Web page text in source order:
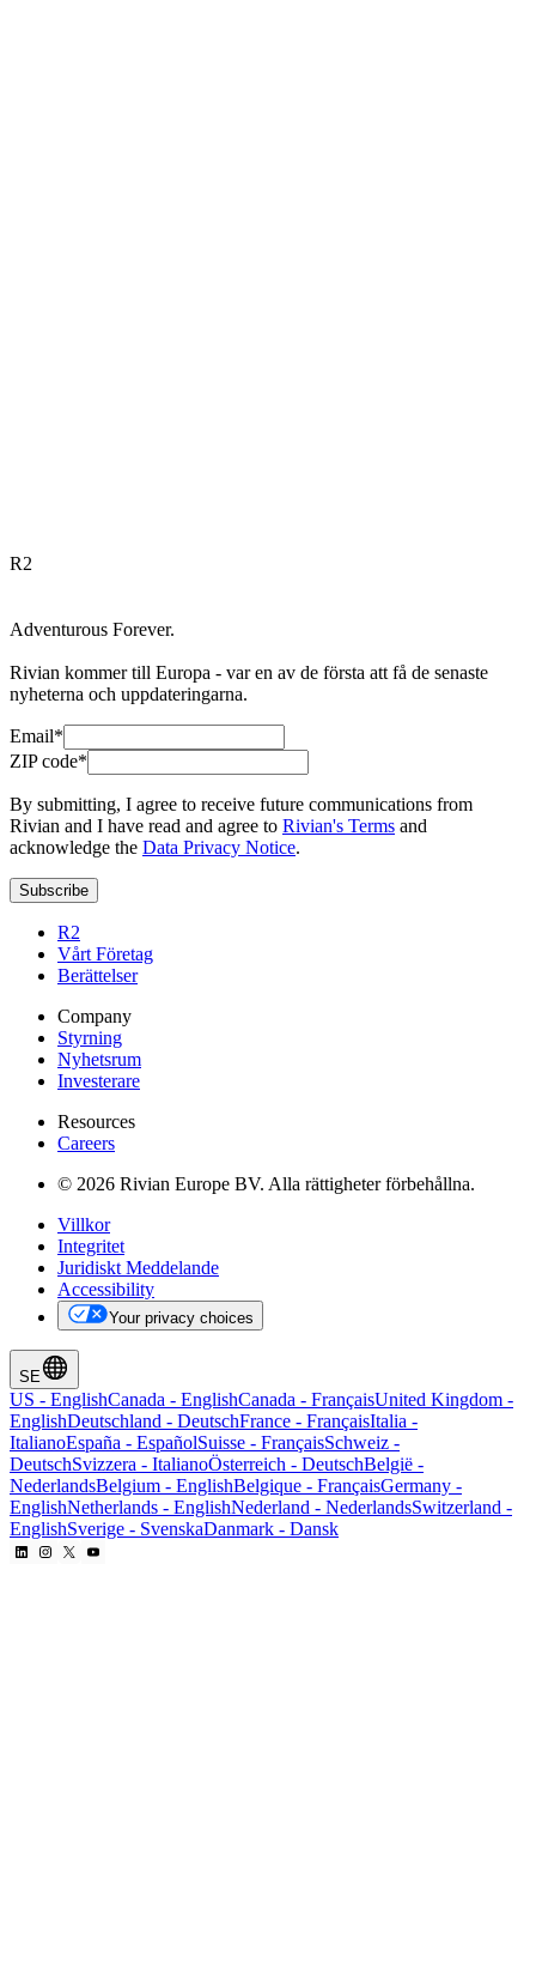
R2
Adventurous Forever.
Rivian kommer till Europa - var en av de första att få de senaste
nyheterna och uppdateringarna.
Email*
ZIP code*
By submitting, I agree to receive future communications from
Rivian and I have read and agree to Rivian's Terms and
acknowledge the Data Privacy Notice.
Subscribe
R2
Vårt Företag
Berättelser
Company
Styrning
Nyhetsrum
Investerare
Resources
Careers
© 2026 Rivian Europe BV. Alla rättigheter förbehållna.
Villkor
Integritet
Juridiskt Meddelande
Accessibility
Your privacy choices
SE
US - EnglishCanada - EnglishCanada - FrançaisUnited Kingdom -
EnglishDeutschland - DeutschFrance - FrançaisItalia -
ItalianoEspaña - EspañolSuisse - FrançaisSchweiz -
DeutschSvizzera - ItalianoÖsterreich - DeutschBelgië -
NederlandsBelgium - EnglishBelgique - FrançaisGermany -
EnglishNetherlands - EnglishNederland - NederlandsSwitzerland -
EnglishSverige - SvenskaDanmark - Dansk